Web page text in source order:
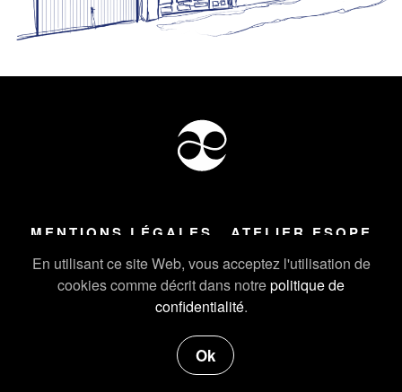
En utilisant ce site Web, vous acceptez l'utilisation de
cookies comme décrit dans notrepolitique de
confidentialité.
Ok
MENTIONS LÉGALES ATELIER ESOPE